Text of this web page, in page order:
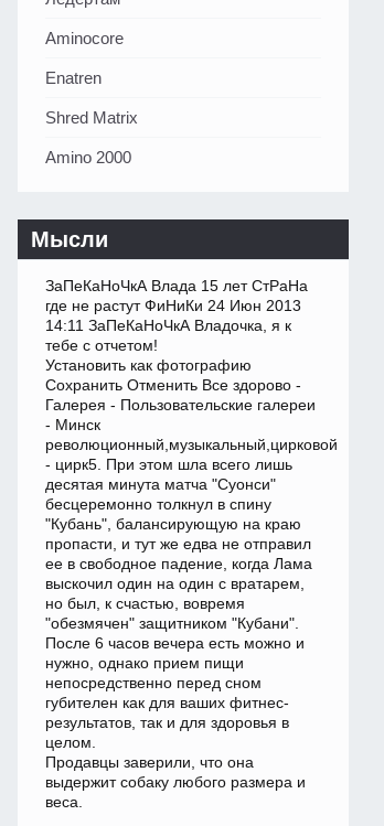
Aminocore
Enatren
Shred Matrix
Amino 2000
Мысли
ЗаПеКаНоЧкА Влада 15 лет СтРаНа
где не растут ФиНиКи 24 Июн 2013
14:11 ЗаПеКаНоЧкА Владочка, я к
тебе с отчетом!
Установить как фотографию
Сохранить Отменить Все здорово -
Галерея - Пользовательские галереи
- Минск
революционный,музыкальный,цирковой
- цирк5. При этом шла всего лишь
десятая минута матча "Суонси"
бесцеремонно толкнул в спину
"Кубань", балансирующую на краю
пропасти, и тут же едва не отправил
ее в свободное падение, когда Лама
выскочил один на один с вратарем,
но был, к счастью, вовремя
"обезмячен" защитником "Кубани".
После 6 часов вечера есть можно и
нужно, однако прием пищи
непосредственно перед сном
губителен как для ваших фитнес-
результатов, так и для здоровья в
целом.
Продавцы заверили, что она
выдержит собаку любого размера и
веса.